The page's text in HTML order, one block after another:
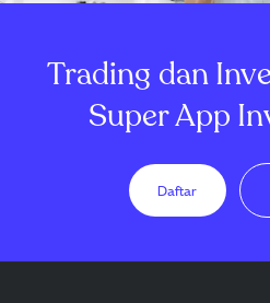
Trading dan
Super App
Daftar